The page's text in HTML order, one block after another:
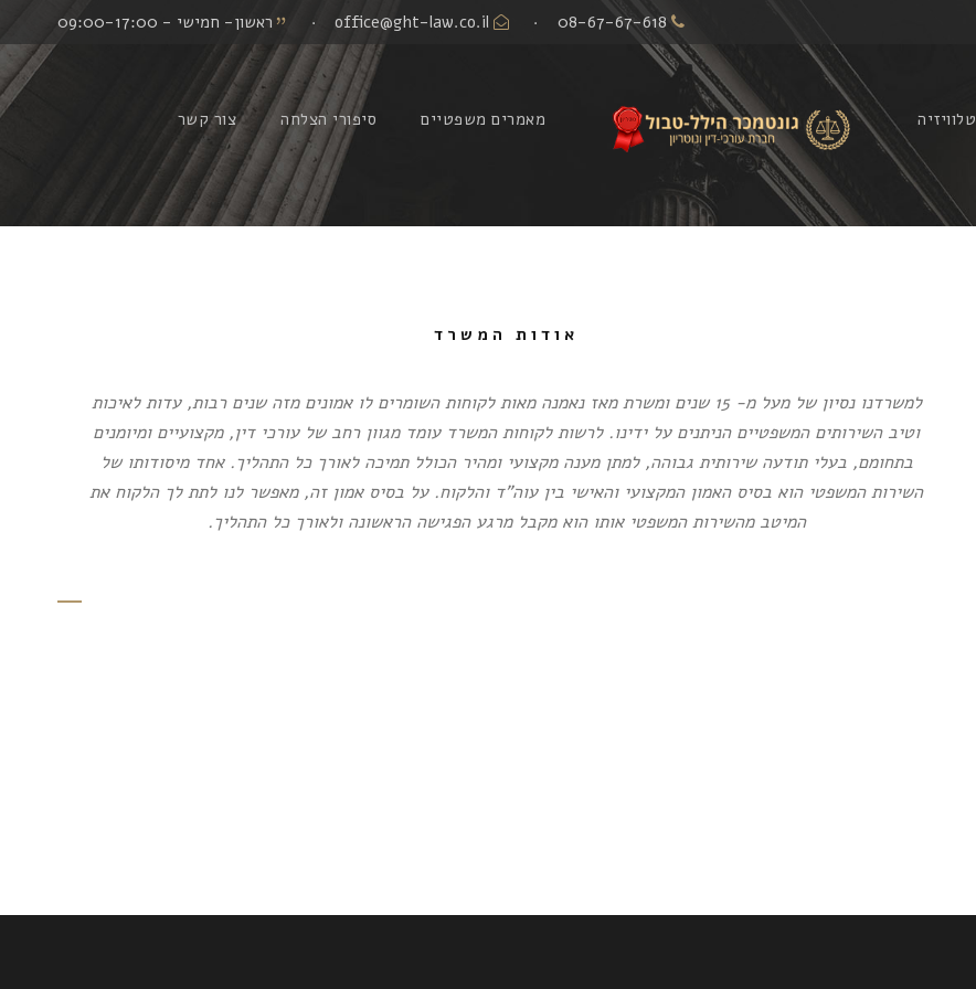
·
· ראשון- חמישי - 09:00-17:00
טלוויזיה מאמרים משפטיים סיפורי הצלחה צור קשר
אודות המשרד
למשרדנו נסיון של מעל מ- 15 שנים ומשרת מאז נאמנה מאות לקוחות השומרים לו אמונים מזה שנים רבות, עדות לאיכות
וטיב השירותים המשפטיים הניתנים על ידינו. לרשות לקוחות המשרד עומד מגוון רחב של עורכי דין, מקצועיים ומיומנים
בתחומם, בעלי תודעה שירותית גבוהה, למתן מענה מקצועי ומהיר הכולל תמיכה לאורך כל התהליך. אחד מיסודותו של
השירות המשפטי הוא בסיס האמון המקצועי והאישי בין עוה”ד והלקוח. על בסיס אמון זה, מאפשר לנו לתת לך הלקוח את
המיטב מהשירות המשפטי אותו הוא מקבל מרגע הפגישה הראשונה ולאורך כל התהליך.